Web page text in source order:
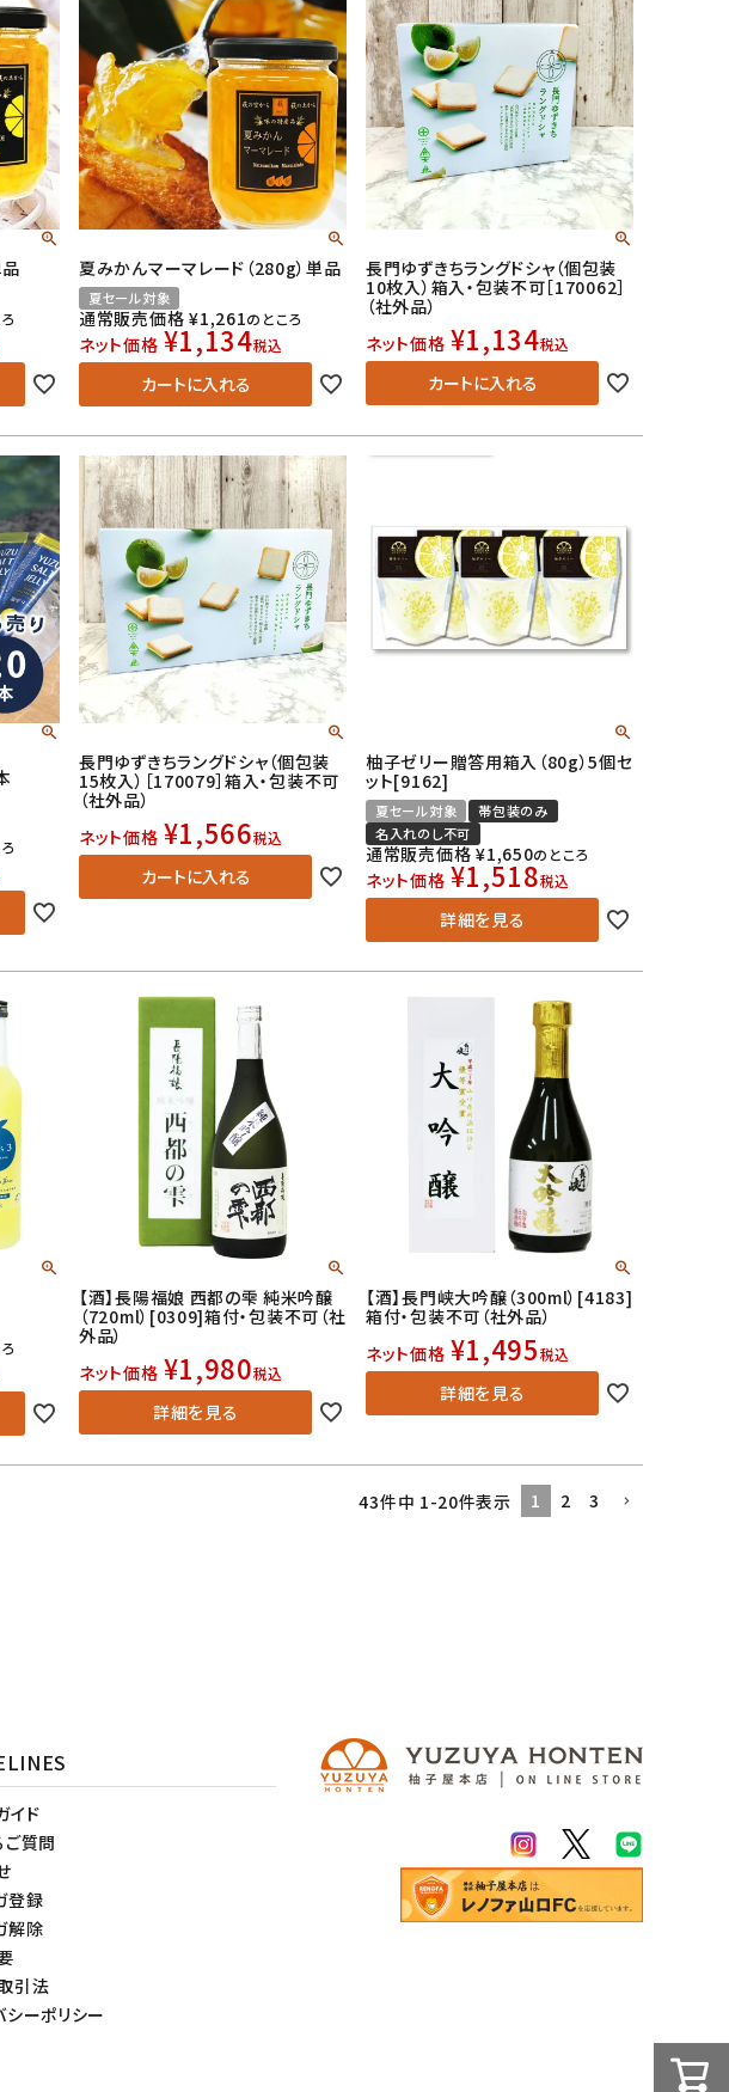
夏みかんマーマレード（280g）単品
夏セール対象
通常販売価格 ¥1,261のところ
ネット価格 ¥1,134税込
カートに入れる
長門ゆずきちラングドシャ（個包装
10枚入）箱入・包装不可［170062］
（社外品）
ネット価格 ¥1,134税込
カートに入れる
長門ゆずきちラングドシャ（個包装
15枚入）［170079］箱入・包装不可
（社外品）
ネット価格 ¥1,566税込
カートに入れる
柚子ゼリー贈答用箱入（80g）5個セ
ット[9162]
夏セール対象
帯包装のみ
名入れのし不可
通常販売価格 ¥1,650のところ
ネット価格 ¥1,518税込
詳細を見る
【酒】長陽福娘 西都の雫 純米吟醸
（720ml）[0309]箱付・包装不可（社
外品）
ネット価格 ¥1,980税込
詳細を見る
【酒】長門峡大吟醸（300ml）[4183]
箱付・包装不可（社外品）
ネット価格 ¥1,495税込
詳細を見る
43件中 1-20件表示 1 2 3
イド
ご質問
登録
解除
引法
シーポリシー